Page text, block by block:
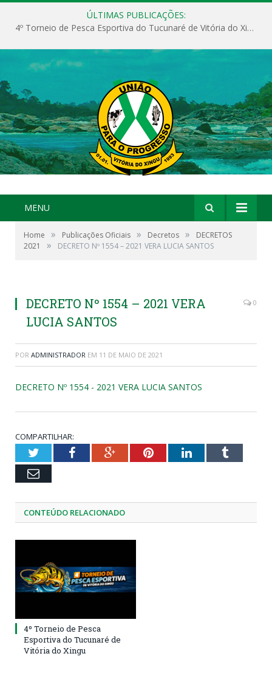
ÚLTIMAS PUBLICAÇÕES:
4º Torneio de Pesca Esportiva do Tucunaré de Vitória do Xingu
MENU
Home » Publicações Oficiais » Decretos »
DECRETOS
2021
» DECRETO Nº 1554 – 2021 VERA LUCIA SANTOS
DECRETO Nº 1554 – 2021 VERA
LUCIA SANTOS
0
POR ADMINISTRADOR EM 11 DE MAIO DE 2021
DECRETO Nº 1554 - 2021 VERA LUCIA SANTOS
COMPARTILHAR:
TwitterFacebookGoogle+PinterestLinkedInTumblr
Email
CONTEÚDO RELACIONADO
4º Torneio de Pesca
Esportiva do Tucunaré de
Vitória do Xingu